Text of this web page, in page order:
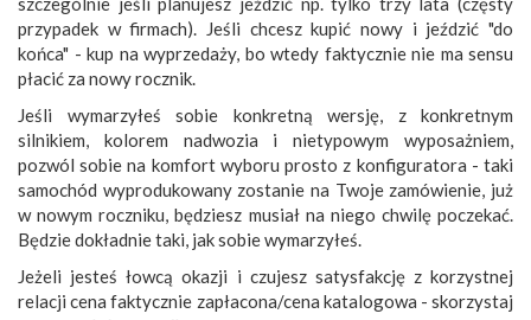
przypadek w firmach). Jeśli chcesz kupić nowy i jeździć "do
końca" - kup na wyprzedaży, bo wtedy faktycznie nie ma sensu
płacić za nowy rocznik.
Jeśli wymarzyłeś sobie konkretną wersję, z konkretnym
silnikiem, kolorem nadwozia i nietypowym wyposażniem,
pozwól sobie na komfort wyboru prosto z konfiguratora - taki
samochód wyprodukowany zostanie na Twoje zamówienie, już
w nowym roczniku, będziesz musiał na niego chwilę poczekać.
Będzie dokładnie taki, jak sobie wymarzyłeś.
Jeżeli jesteś łowcą okazji i czujesz satysfakcję z korzystnej
relacji cena faktycznie zapłacona/cena katalogowa - skorzystaj